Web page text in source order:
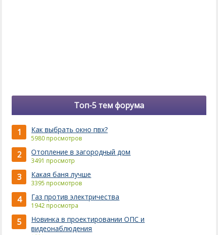
Топ-5 тем форума
1 Как выбрать окно пвх?
5980 просмотров
2 Отопление в загородный дом
3491 просмотр
3 Какая баня лучше
3395 просмотров
4 Газ против электричества
1942 просмотра
5
Новинка в проектировании ОПС и
видеонаблюдения